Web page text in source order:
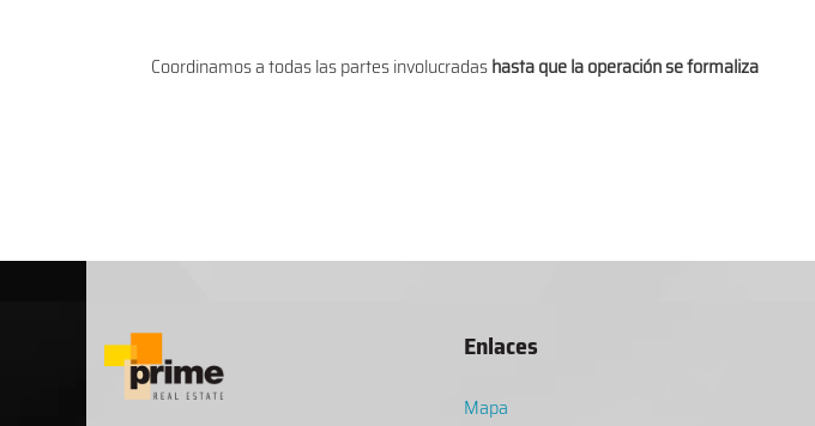
Coordinamos a todas las partes involucradashasta que la operación se formaliza
Enlaces
Mapa